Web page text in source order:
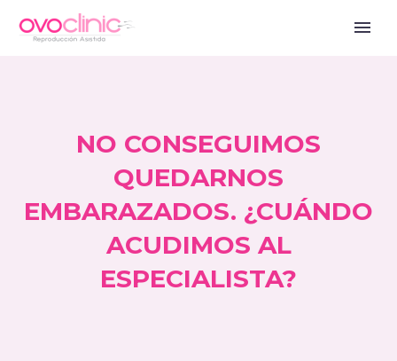
NO CONSEGUIMOS
QUEDARNOS
EMBARAZADOS. ¿CUÁNDO
ACUDIMOS AL
ESPECIALISTA?